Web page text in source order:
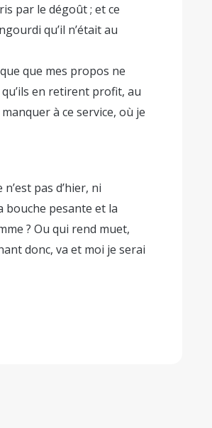
par le dégoût ; et ce
qu’il n’était au
que mes propos ne
en retirent profit, au
à ce service, où je
pas d’hier, ni
bouche pesante et la
? Ou qui rend muet,
donc, va et moi je serai